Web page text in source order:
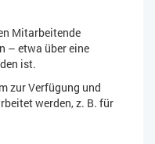
Mitarbeitende
– etwa über eine
ist.
zur Verfügung und
werden, z. B. für